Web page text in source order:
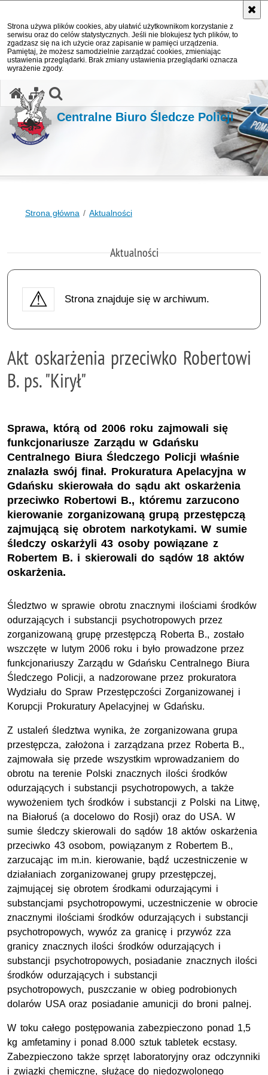
Strona używa plików cookies, aby ułatwić użytkownikom korzystanie z
serwisu oraz do celów statystycznych. Jeśli nie blokujesz tych plików, to
zgadzasz się na ich użycie oraz zapisanie w pamięci urządzenia.
Pamiętaj, że możesz samodzielnie zarządzać cookies, zmieniając
ustawienia przeglądarki. Brak zmiany ustawienia przeglądarki oznacza
wyrażenie zgody.
Centralne Biuro Śledcze Policji
Strona główna Aktualności
Aktualności
Strona znajduje się w archiwum.
Akt oskarżenia przeciwko Robertowi
B. ps. "Kirył"
Sprawa, którą od 2006 roku zajmowali się
funkcjonariusze Zarządu w Gdańsku
Centralnego Biura Śledczego Policji właśnie
znalazła swój finał. Prokuratura Apelacyjna w
Gdańsku skierowała do sądu akt oskarżenia
przeciwko Robertowi B., któremu zarzucono
kierowanie zorganizowaną grupą przestępczą
zajmującą się obrotem narkotykami. W sumie
śledczy oskarżyli 43 osoby powiązane z
Robertem B. i skierowali do sądów 18 aktów
oskarżenia.
Śledztwo w sprawie obrotu znacznymi ilościami środków
odurzających i substancji psychotropowych przez
zorganizowaną grupę przestępczą Roberta B., zostało
wszczęte w lutym 2006 roku i było prowadzone przez
funkcjonariuszy Zarządu w Gdańsku Centralnego Biura
Śledczego Policji, a nadzorowane przez prokuratora
Wydziału do Spraw Przestępczości Zorganizowanej i
Korupcji Prokuratury Apelacyjnej w Gdańsku.
Z ustaleń śledztwa wynika, że zorganizowana grupa
przestępcza, założona i zarządzana przez Roberta B.,
zajmowała się przede wszystkim wprowadzaniem do
obrotu na terenie Polski znacznych ilości środków
odurzających i substancji psychotropowych, a także
wywożeniem tych środków i substancji z Polski na Litwę,
na Białoruś (a docelowo do Rosji) oraz do USA. W
sumie śledczy skierowali do sądów 18 aktów oskarżenia
przeciwko 43 osobom, powiązanym z Robertem B.,
zarzucając im m.in. kierowanie, bądź uczestniczenie w
działaniach zorganizowanej grupy przestępczej,
zajmującej się obrotem środkami odurzającymi i
substancjami psychotropowymi, uczestniczenie w obrocie
znacznymi ilościami środków odurzających i substancji
psychotropowych, wywóz za granicę i przywóz zza
granicy znacznych ilości środków odurzających i
substancji psychotropowych, posiadanie znacznych ilości
środków odurzających i substancji
psychotropowych, puszczanie w obieg podrobionych
dolarów USA oraz posiadanie amunicji do broni palnej.
W toku całego postępowania zabezpieczono ponad 1,5
kg amfetaminy i ponad 8.000 sztuk tabletek ecstasy.
Zabezpieczono także sprzęt laboratoryjny oraz odczynniki
i związki chemiczne, służące do niedozwolonego